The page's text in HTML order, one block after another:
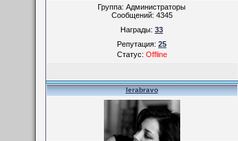
Группа: Администраторы
Сообщений:4345
Награды:33
Репутация:25
Статус:Offline
lerabravo